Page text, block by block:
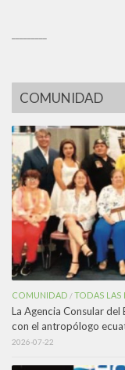
COMUNIDAD
COMUNIDAD /TODAS LAS
La Agencia Consular
con el antropólogo
2026-07-22